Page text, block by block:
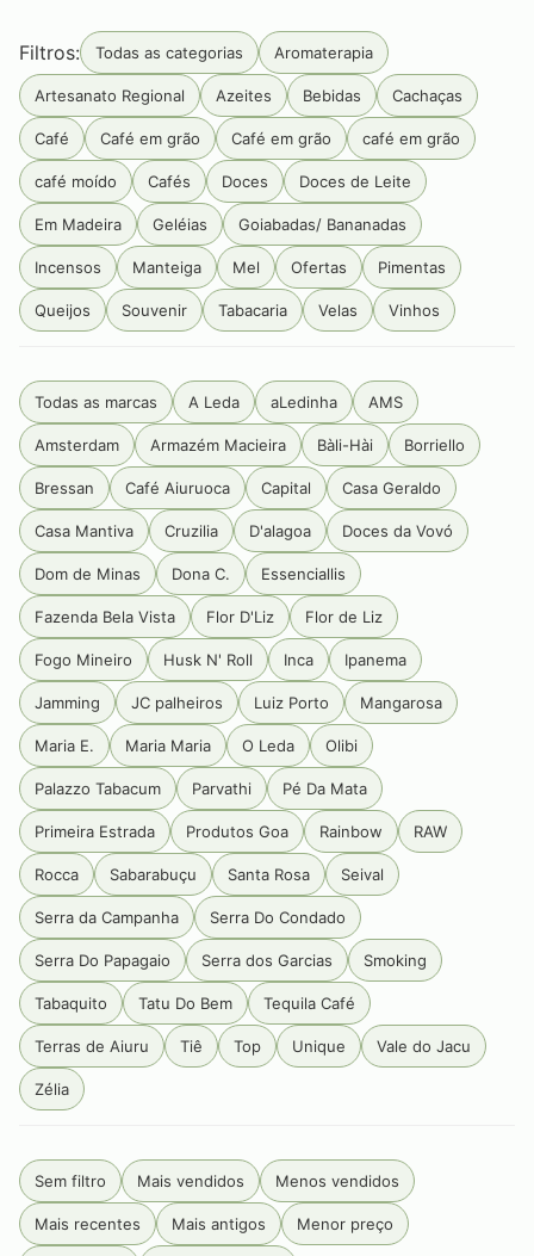
Filtros: Todas as categorias Aromaterapia
Artesanato Regional Azeites Bebidas Cachaças
Café Café em grão Café em grão café em grão
café moído Cafés Doces Doces de Leite
Em Madeira Geléias Goiabadas/ Bananadas
Incensos Manteiga Mel Ofertas Pimentas
Queijos Souvenir Tabacaria Velas Vinhos
Todas as marcas A Leda aLedinha AMS
Amsterdam Armazém Macieira Bàli-Hài Borriello
Bressan Café Aiuruoca Capital Casa Geraldo
Casa Mantiva Cruzilia D'alagoa Doces da Vovó
Dom de Minas Dona C. Essenciallis
Fazenda Bela Vista Flor D'Liz Flor de Liz
Fogo Mineiro Husk N' Roll Inca Ipanema
Jamming JC palheiros Luiz Porto Mangarosa
Maria E. Maria Maria O Leda Olibi
Palazzo Tabacum Parvathi Pé Da Mata
Primeira Estrada Produtos Goa Rainbow RAW
Rocca Sabarabuçu Santa Rosa Seival
Serra da Campanha Serra Do Condado
Serra Do Papagaio Serra dos Garcias Smoking
Tabaquito Tatu Do Bem Tequila Café
Terras de Aiuru Tiê Top Unique Vale do Jacu
Zélia
Sem filtro Mais vendidos Menos vendidos
Mais recentes Mais antigos Menor preço